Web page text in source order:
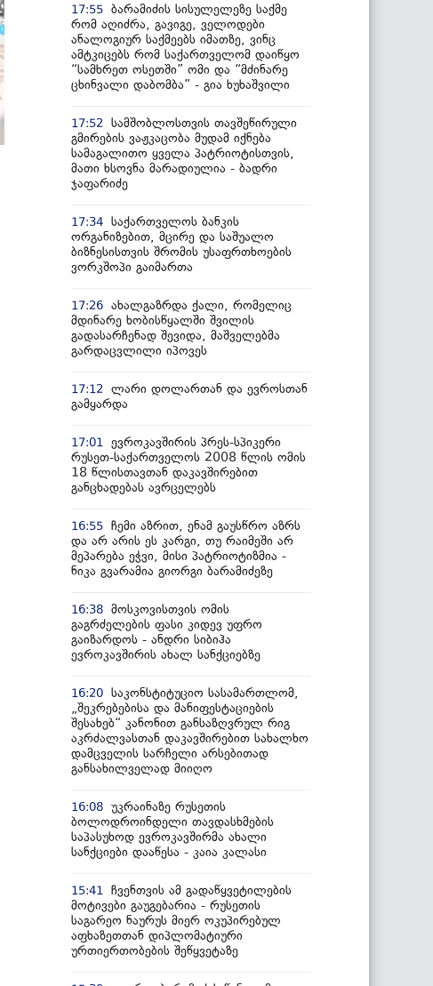
17:55 ბარამიძის სისულელეზე საქმე
რომ აღიძრა, გავიგე, ველოდები
ანალოგიურ საქმეებს იმათზე, ვინც
ამტკიცებს რომ საქართველომ დაიწყო
“სამხრეთ ოსეთში” ომი და “მძინარე
ცხინვალი დაბომბა” - გია ხუხაშვილი
17:52
სამშობლოსთვის თავშეწირული
გმირების ვაჟკაცობა მუდამ იქნება
სამაგალითო ყველა პატრიოტისთვის,
მათი ხსოვნა მარადიულია - ბადრი
ჯაფარიძე
17:34 საქართველოს ბანკის
ორგანიზებით, მცირე და საშუალო
ბიზნესისთვის შრომის უსაფრთხოების
ვორკშოპი გაიმართა
17:26 ახალგაზრდა ქალი, რომელიც
მდინარე ხობისწყალში შვილის
გადასარჩენად შევიდა, მაშველებმა
გარდაცვლილი იპოვეს
17:12
ლარი დოლართან და ევროსთან
გამყარდა
17:01
ევროკავშირის პრეს-სპიკერი
რუსეთ-საქართველოს 2008 წლის ომის
18 წლისთავთან დაკავშირებით
განცხადებას ავრცელებს
16:55 ჩემი აზრით, ენამ გაუსწრო აზრს
და არ არის ეს კარგი, თუ რაიმეში არ
მეპარება ეჭვი, მისი პატრიოტიზმია -
ნიკა გვარამია გიორგი ბარამიძეზე
16:38 მოსკოვისთვის ომის
გაგრძელების ფასი კიდევ უფრო
გაიზარდოს - ანდრი სიბიჰა
ევროკავშირის ახალ სანქციებზე
16:20 საკონსტიტუციო სასამართლომ,
„შეკრებებისა და მანიფესტაციების
შესახებ“ კანონით განსაზღვრულ რიგ
აკრძალვასთან დაკავშირებით სახალხო
დამცველის სარჩელი არსებითად
განსახილველად მიიღო
16:08 უკრაინაზე რუსეთის
ბოლოდროინდელი თავდასხმების
საპასუხოდ ევროკავშირმა ახალი
სანქციები დააწესა - კაია კალასი
15:41
ჩვენთვის ამ გადაწყვეტილების
მოტივები გაუგებარია - რუსეთის
საგარეო ნაურუს მიერ ოკუპირებულ
აფხაზეთთან დიპლომატიური
ურთიერთობების შეწყვეტაზე